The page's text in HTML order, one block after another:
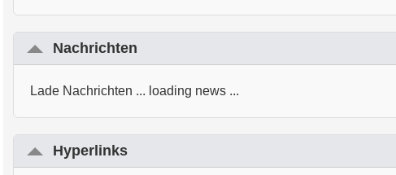
Nachrichten
Lade Nachrichten ... loading news ...
Hyperlinks